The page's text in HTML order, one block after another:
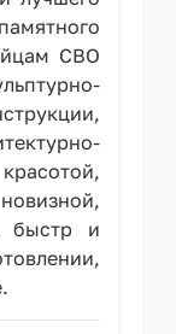
СВО
быстр и